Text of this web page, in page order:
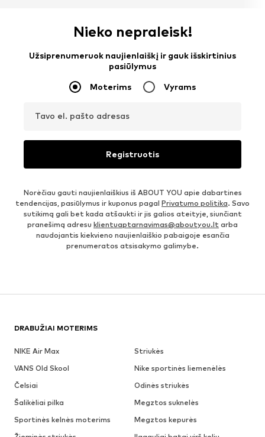
Nieko nepraleisk!
Užsiprenumeruok naujienlaiškį ir gauk išskirtinius
pasiūlymus
Moterims Vyrams
Tavo el. pašto adresas
Registruotis
Norėčiau gauti naujienlaiškius iš ABOUT YOU apie dabartines
tendencijas, pasiūlymus ir kuponus pagal Privatumo politika. Savo
sutikimą gali bet kada atšaukti ir jis galios ateityje, siunčiant
pranešimą adresu klientuaptarnavimas@aboutyou.lt arba
naudojantis kiekvieno naujienlaiškio pabaigoje esančia
prenumeratos atsisakymo galimybe.
DRABUŽIAI MOTERIMS
NIKE Air Max
Striukės
VANS Old Skool
Nike sportinės liemenėlės
Čelsiai
Odinės striukės
Šalikėliai pilka
Megztos suknelės
Sportinės kelnės moterims
Megztos kepurės